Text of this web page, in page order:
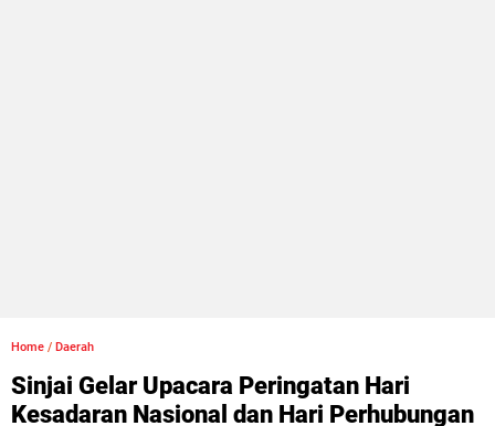
Home / Daerah
Sinjai Gelar Upacara Peringatan Hari
Kesadaran Nasional dan Hari Perhubungan